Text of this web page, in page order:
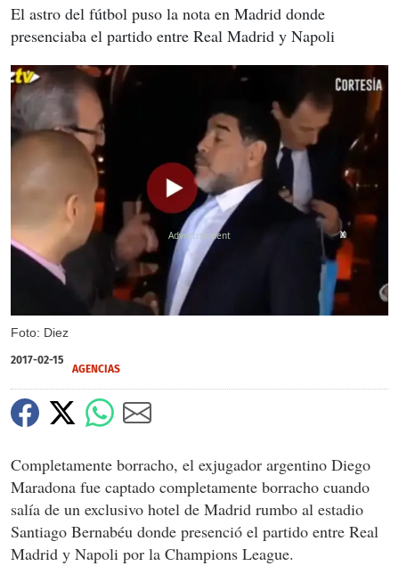
El astro del fútbol puso la nota en Madrid donde
presenciaba el partido entre Real Madrid y Napoli
Foto: Diez
X
2017-02-15
AGENCIAS
Completamente borracho, el exjugador argentino Diego
Maradona fue captado completamente borracho cuando
salía de un exclusivo hotel de Madrid rumbo al estadio
Santiago Bernabéu donde presenció el partido entre Real
Madrid y Napoli por la Champions League.